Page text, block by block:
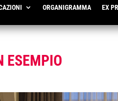
ORGANIGRAMMA EX
ESEMPIO